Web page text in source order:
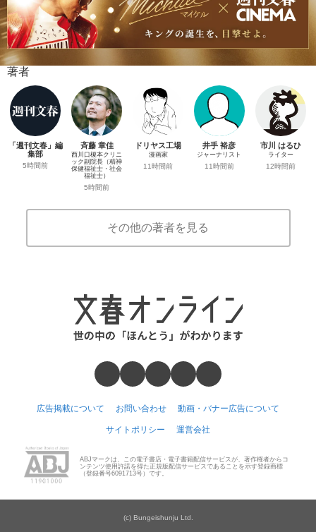
著者
「週刊文春」編
集部
5時間前
斉藤 章佳
西川口榎本クリニ
ック副院長（精神
保健福祉士・社会
福祉士）
5時間前
ドリヤス工場
漫画家
11時間前
井手 裕彦
ジャーナリスト
11時間前
市川 はるひ
ライター
12時間前
その他の著者を見る
広告掲載について お問い合わせ 動画・バナー広告について
サイトポリシー 運営会社
ABJマークは、この電子書店・電子書籍配信サービスが、著作権者からコ
ンテンツ使用許諾を得た正規版配信サービスであることを示す登録商標
（登録番号6091713号）です。
(c) Bungeishunju Ltd.